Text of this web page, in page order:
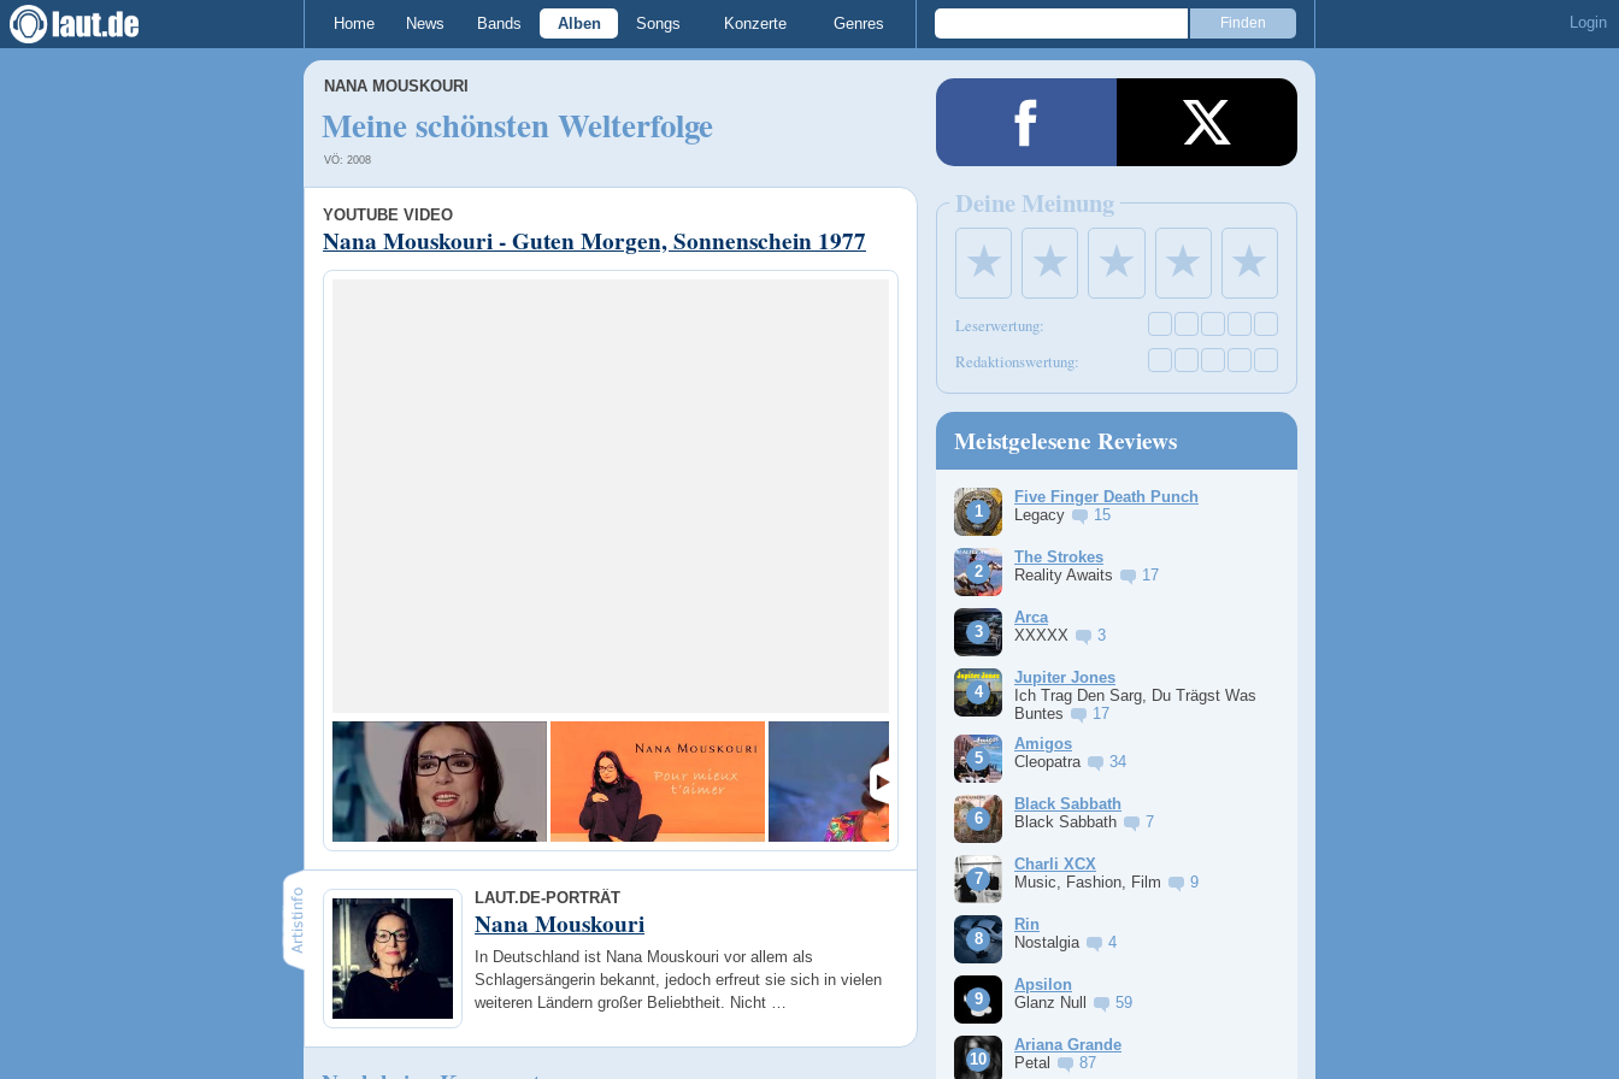
Home News Bands Alben Songs Konzerte Genres Login
NANA MOUSKOURI
Meine schönsten Welterfolge
VÖ: 2008
YOUTUBE VIDEO
Nana Mouskouri - Guten Morgen, Sonnenschein 1977
LAUT.DE-PORTRÄT
Nana Mouskouri
In Deutschland ist Nana Mouskouri vor allem als
Schlagersängerin bekannt, jedoch erfreut sie sich in vielen
weiteren Ländern großer Beliebtheit. Nicht …
Deine Meinung
★ ★ ★ ★ ★
Leserwertung:
Redaktionswertung:
Meistgelesene Reviews
Five Finger Death Punch
Legacy
15
The Strokes
Reality Awaits
17
Arca
XXXXX
3
Jupiter Jones
Ich Trag Den Sarg, Du Trägst Was
Buntes
17
Amigos
Cleopatra
34
Black Sabbath
Black Sabbath
7
Charli XCX
Music, Fashion, Film
9
Rin
Nostalgia
4
Apsilon
Glanz Null
59
Ariana Grande
Petal
87